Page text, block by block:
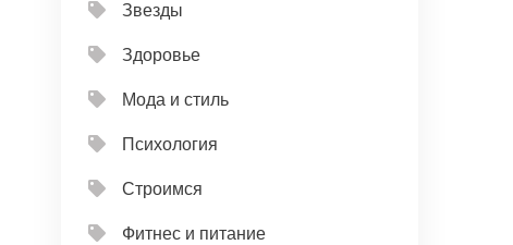
Звезды
Здоровье
Мода и стиль
Психология
Строимся
Фитнес и питание